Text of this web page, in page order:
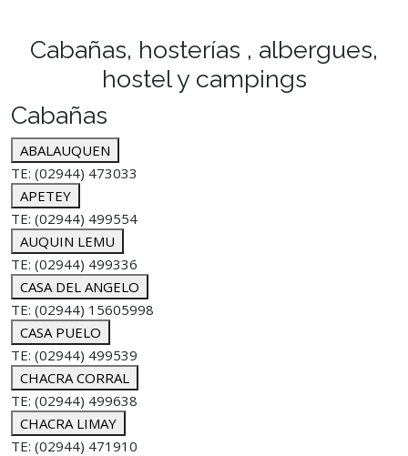
Cabañas, hosterías , albergues,
hostel y campings
Cabañas
ABALAUQUEN
TE: (02944) 473033
APETEY
TE: (02944) 499554
AUQUIN LEMU
TE: (02944) 499336
CASA DEL ANGELO
TE: (02944) 15605998
CASA PUELO
TE: (02944) 499539
CHACRA CORRAL
TE: (02944) 499638
CHACRA LIMAY
TE: (02944) 471910